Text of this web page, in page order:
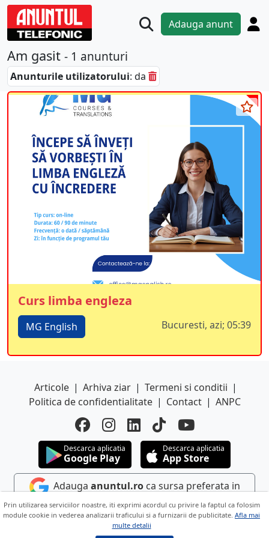
Adauga anunt
Am gasit - 1 anunturi
Anunturile utilizatorului: da
Curs limba engleza
MG English Bucuresti, azi; 05:39
Articole | Arhiva ziar | Termeni si conditii |
Politica de confidentialitate | Contact | ANPC
Descarca aplicatia
Google Play
Descarca aplicatia
App Store
Adauga anuntul.roca sursa preferata in
Google
Copyright © 2026 ANUNTUL TELEFONIC
Prin utilizarea serviciilor noastre, iti exprimi acordul cu privire la faptul ca folosim
module cookie in vederea analizarii traficului si a furnizarii de publicitate. Afla mai
multe detalii